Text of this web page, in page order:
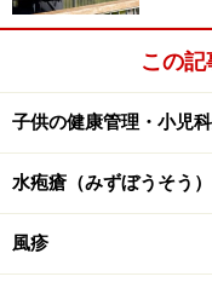
この
子供の健康管理・小児
水疱瘡（みずぼうそう）
風疹